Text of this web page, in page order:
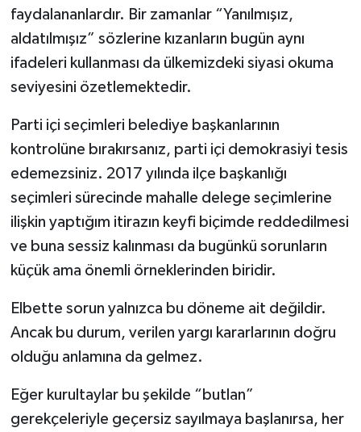
faydalananlardır. Bir zamanlar “Yanılmışız,
aldatılmışız” sözlerine kızanların bugün aynı
ifadeleri kullanması da ülkemizdeki siyasi okuma
seviyesini özetlemektedir.
Parti içi seçimleri belediye başkanlarının
kontrolüne bırakırsanız, parti içi demokrasiyi tesis
edemezsiniz. 2017 yılında ilçe başkanlığı
seçimleri sürecinde mahalle delege seçimlerine
ilişkin yaptığım itirazın keyfi biçimde reddedilmesi
ve buna sessiz kalınması da bugünkü sorunların
küçük ama önemli örneklerinden biridir.
Elbette sorun yalnızca bu döneme ait değildir.
Ancak bu durum, verilen yargı kararlarının doğru
olduğu anlamına da gelmez.
Eğer kurultaylar bu şekilde “butlan”
gerekçeleriyle geçersiz sayılmaya başlanırsa, her